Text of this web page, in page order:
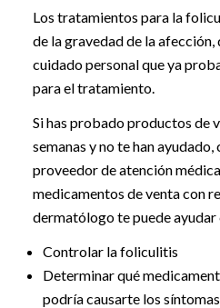
Los tratamientos para la
de la gravedad de la afección,
cuidado personal que ya
para el tratamiento.
Si has probado productos de
semanas y no te han
proveedor de atención
medicamentos de venta con
dermatólogo te puede ayudar
Controlar la foliculitis
Determinar qué
podría causarte los